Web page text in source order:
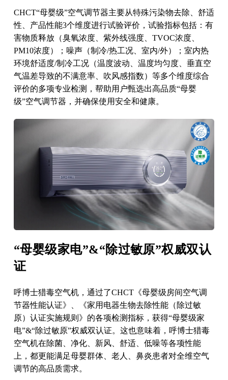
CHCT“母婴级”空气调节器主要从特殊污染物去除、舒适
性、产品性能3个维度进行试验评价，试验指标包括：有
害物质释放（臭氧浓度、紫外线强度、TVOC浓度、
PM10浓度）；噪声（制冷/热工况、室内/外）；室内热
环境舒适度/制冷工况（温度波动、温度均匀度、垂直空
气温差导致的不满意率、吹风感指数）等多个维度综合
评价的多项专业检测，帮助用户甄选出高品质“母婴
级”空气调节器，并确保使用安全和健康。
“母婴级家电”&“除过敏原”权威双认
证
呼博士猎毒空气机，通过了CHCT《母婴级房间空气调
节器性能认证》、《家用电器生物去除性能（除过敏
原）认证实施规则》的各项检测指标，获得“母婴级家
电”&“除过敏原”权威双认证。这也意味着，呼博士猎毒
空气机在除菌、净化、新风、舒适、低噪等各项性能
上，都更能满足母婴群体、老人、鼻炎患者对全维空气
调节的高品质需求。